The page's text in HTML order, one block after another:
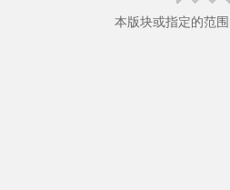
本版块或指定的范